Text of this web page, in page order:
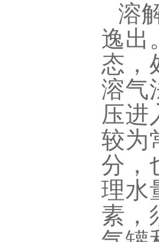
溶
逸出
态，
溶气
压进
较为
分，
理水
素，